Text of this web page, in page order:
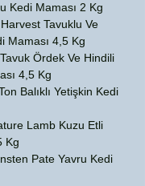
Kedi Maması 2 Kg,
Tavuklu Ve
Maması 4,5 Kg,
Ördek Ve Hindili
4,5 Kg,
Balıklı Yetişkin Kedi
Lamb Kuzu Etli
Kg,
Pate Yavru Kedi